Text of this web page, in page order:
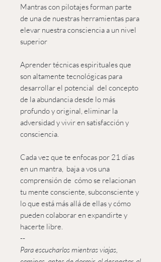
Mantras con pilotajes forman parte
de una de nuestras herramientas para
elevar nuestra consciencia a un nivel
superior
Aprender técnicas espirituales que
son altamente tecnológicas para
desarrollar el potencial del concepto
de la abundancia desde lo más
profundo y original, eliminar la
adversidad y vivir en satisfacción y
consciencia.
Cada vez que te enfocas por 21 días
en un mantra, baja a vos una
comprensión de cómo se relacionan
tu mente consciente, subconsciente y
lo que está más allá de ellas y cómo
pueden colaborar en expandirte y
hacerte libre.
--
Para escucharlos mientras viajas,